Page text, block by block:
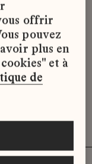
ait pas
pour le
offrir
pouvez
plus en
et à
de